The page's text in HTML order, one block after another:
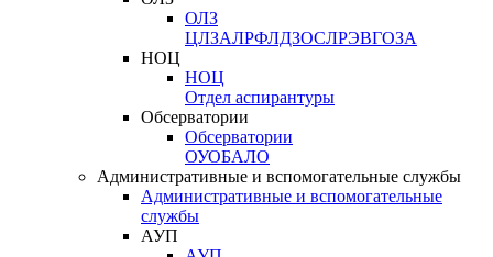
ОЛЗ
ЦЛЗАЛРФЛДЗОСЛРЭВГОЗА
НОЦ
НОЦ
Отдел аспирантуры
Обсерватории
Обсерватории
ОУОБАЛО
Административные и вспомогательные службы
Административные и вспомогательные
службы
АУП